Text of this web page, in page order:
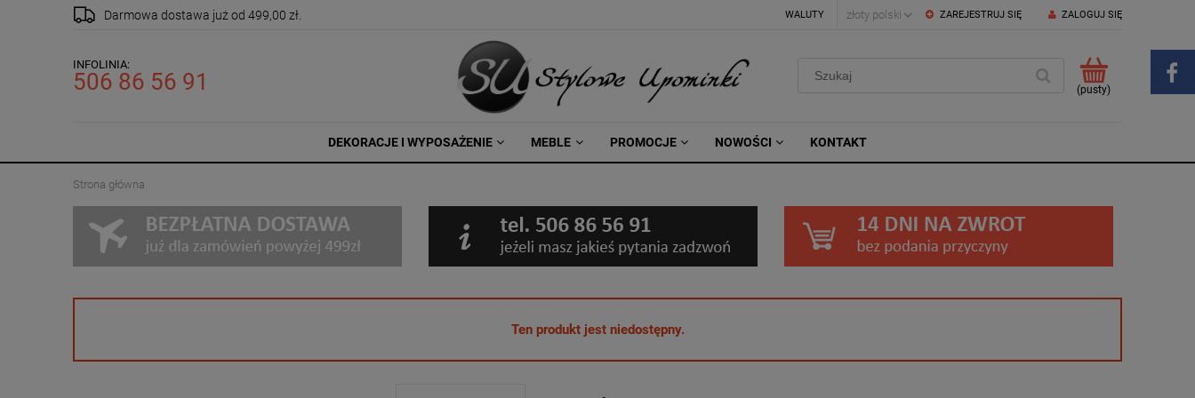
Darmowa dostawa już od 499,00 zł. ZAREJESTRUJ SIĘ ZALOGUJ SIĘ
WALUTY
INFOLINIA:
506 86 56 91 (pusty)
DEKORACJE I WYPOSAŻENIE MEBLE PROMOCJE NOWOŚCI KONTAKT
Strona główna
Ten produkt jest niedostępny.